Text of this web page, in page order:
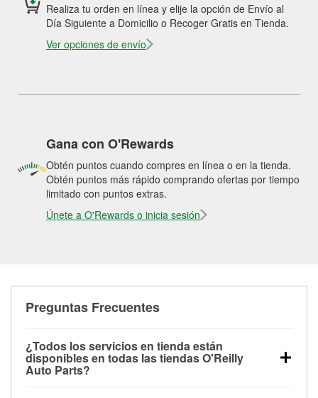
Realiza tu orden en línea y elije la opción de Envío al
Día Siguiente a Domicilio o Recoger Gratis en Tienda.
Ver opciones de envío
Gana con O'Rewards
Obtén puntos cuando compres en línea o en la tienda.
Obtén puntos más rápido comprando ofertas por tiempo
limitado con puntos extras.
Únete a O'Rewards o inicia sesión
Preguntas Frecuentes
¿Todos los servicios en tienda están
disponibles en todas las tiendas O'Reilly
Auto Parts?